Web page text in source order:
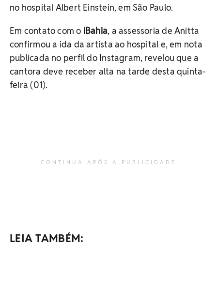
no hospital Albert Einstein, em São Paulo.
Em contato com o iBahia, a assessoria de Anitta
confirmou a ida da artista ao hospital e, em nota
publicada no perfil do Instagram, revelou que a
cantora deve receber alta na tarde desta quinta-
feira (01).
CONTINUA APÓS A PUBLICIDADE
LEIA TAMBÉM: